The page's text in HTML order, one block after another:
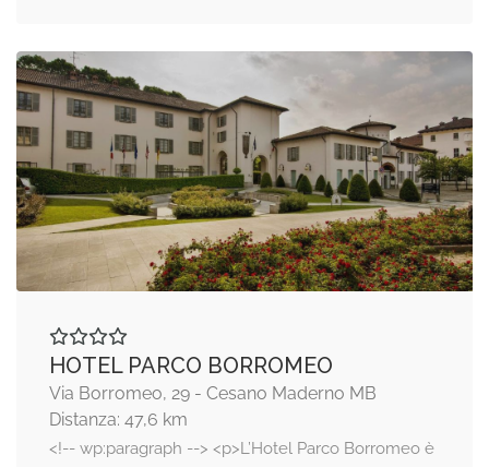
HOTEL PARCO BORROMEO
Via Borromeo, 29 - Cesano Maderno MB
Distanza: 47,6 km
<!-- wp:paragraph --> <p>L’Hotel Parco Borromeo è